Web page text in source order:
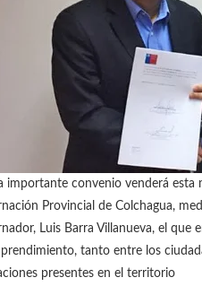
importante convenio venderá esta
Provincial de Colchagua,
Luis Barra Villanueva, el
tanto entre los
presentes en el territorio